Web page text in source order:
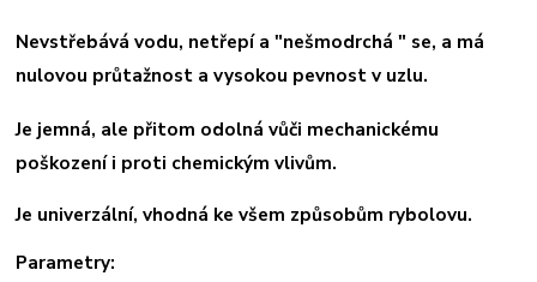
Nevstřebává vodu, netřepí a "nešmodrchá " se, a má
nulovou průtažnost a vysokou pevnost v uzlu.
Je jemná, ale přitom odolná vůči mechanickému
poškození i proti chemickým vlivům.
Je univerzální, vhodná ke všem způsobům rybolovu.
Parametry: